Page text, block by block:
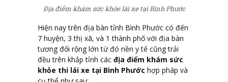
Địa điểm khám sức khỏe lái xe tại Bình Phước
Hiện nay trên địa bàn tỉnh Bình Phước có đến
7 huyện, 3 thị xã, và 1 thành phố với địa bàn
tương đối rộng lớn từ đó nền y tế cũng trải
đều trên khắp tỉnh các địa điểm khám sức
khỏe thi lái xe tại Bình Phước hợp pháp và